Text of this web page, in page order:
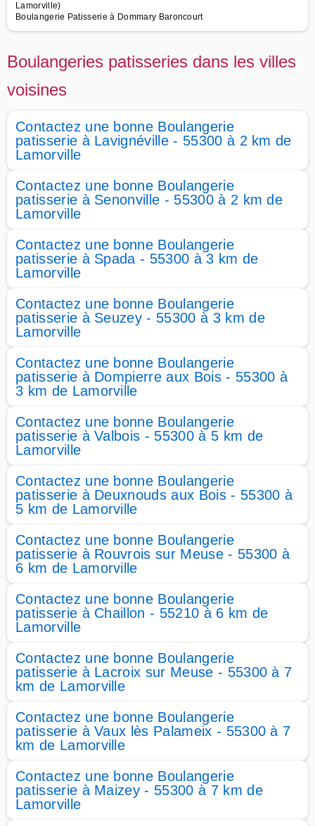
Lamorville)
Boulangerie Patisserie à Dommary Baroncourt
Boulangeries patisseries dans les villes
voisines
Contactez une bonne Boulangerie
patisserie à Lavignéville - 55300 à 2 km de
Lamorville
Contactez une bonne Boulangerie
patisserie à Senonville - 55300 à 2 km de
Lamorville
Contactez une bonne Boulangerie
patisserie à Spada - 55300 à 3 km de
Lamorville
Contactez une bonne Boulangerie
patisserie à Seuzey - 55300 à 3 km de
Lamorville
Contactez une bonne Boulangerie
patisserie à Dompierre aux Bois - 55300 à
3 km de Lamorville
Contactez une bonne Boulangerie
patisserie à Valbois - 55300 à 5 km de
Lamorville
Contactez une bonne Boulangerie
patisserie à Deuxnouds aux Bois - 55300 à
5 km de Lamorville
Contactez une bonne Boulangerie
patisserie à Rouvrois sur Meuse - 55300 à
6 km de Lamorville
Contactez une bonne Boulangerie
patisserie à Chaillon - 55210 à 6 km de
Lamorville
Contactez une bonne Boulangerie
patisserie à Lacroix sur Meuse - 55300 à 7
km de Lamorville
Contactez une bonne Boulangerie
patisserie à Vaux lès Palameix - 55300 à 7
km de Lamorville
Contactez une bonne Boulangerie
patisserie à Maizey - 55300 à 7 km de
Lamorville